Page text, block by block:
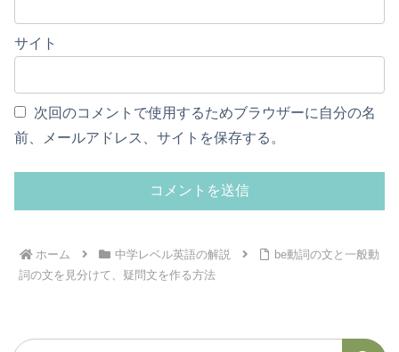
サイト
次回のコメントで使用するためブラウザーに自分の名
前、メールアドレス、サイトを保存する。
ホーム 中学レベル英語の解説
be動詞の文と一般動
詞の文を見分けて、疑問文を作る方法